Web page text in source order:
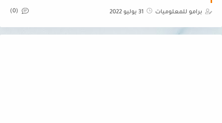
برامو للمعلوميات 31 يوليو 2022 (0)